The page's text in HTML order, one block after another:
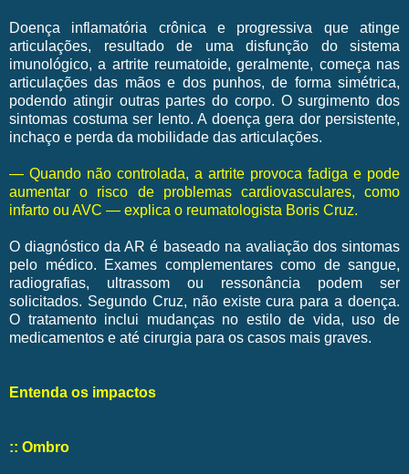
Doença inflamatória crônica e progressiva que atinge
articulações, resultado de uma disfunção do sistema
imunológico, a artrite reumatoide, geralmente, começa nas
articulações das mãos e dos punhos, de forma simétrica,
podendo atingir outras partes do corpo. O surgimento dos
sintomas costuma ser lento. A doença gera dor persistente,
inchaço e perda da mobilidade das articulações.
— Quando não controlada, a artrite provoca fadiga e pode
aumentar o risco de problemas cardiovasculares, como
infarto ou AVC — explica o reumatologista Boris Cruz.
O diagnóstico da AR é baseado na avaliação dos sintomas
pelo médico. Exames complementares como de sangue,
radiografias, ultrassom ou ressonância podem ser
solicitados. Segundo Cruz, não existe cura para a doença.
O tratamento inclui mudanças no estilo de vida, uso de
medicamentos e até cirurgia para os casos mais graves.
Entenda os impactos
:: Ombro